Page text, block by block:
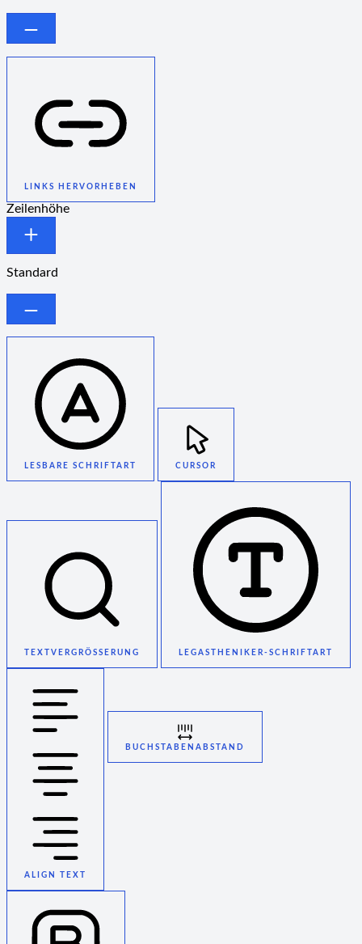
LINKS HERVORHEBEN
Zeilenhöhe
Standard
LESBARE SCHRIFTART CURSOR
TEXTVERGRÖSSERUNG LEGASTHENIKER-SCHRIFTART
ALIGN TEXT
BUCHSTABENABSTAND